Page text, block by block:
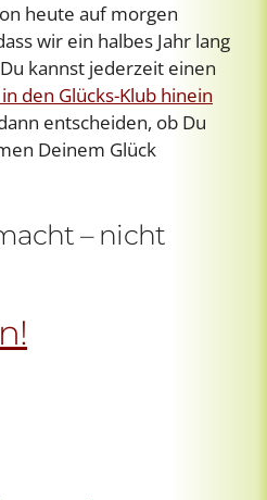
heute auf morgen
wir ein halbes Jahr lang
kannst jederzeit einen
den Glücks-Klub hinein
entscheiden, ob Du
Deinem Glück
– nicht